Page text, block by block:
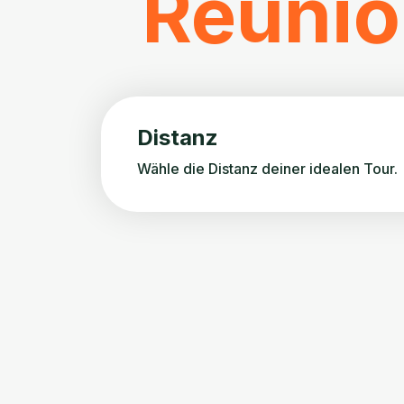
Distanz
Wähle die Distanz deiner idealen Tour.